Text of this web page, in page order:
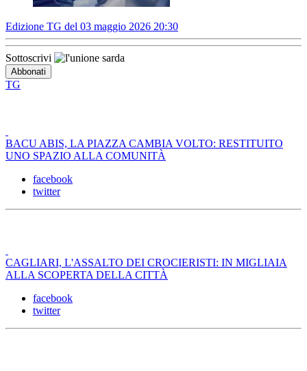
Edizione TG del 03 maggio 2026 20:30
Sottoscrivi
TG
BACU ABIS, LA PIAZZA CAMBIA VOLTO: RESTITUITO
UNO SPAZIO ALLA COMUNITÀ
facebook
twitter
CAGLIARI, L'ASSALTO DEI CROCIERISTI: IN MIGLIAIA
ALLA SCOPERTA DELLA CITTÀ
facebook
twitter